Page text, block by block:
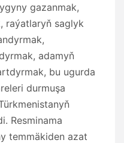
gazanmak,
raýatlaryň saglyk
adamyň
bu ugurda
durmuşa
Resminama
temmäkiden azat